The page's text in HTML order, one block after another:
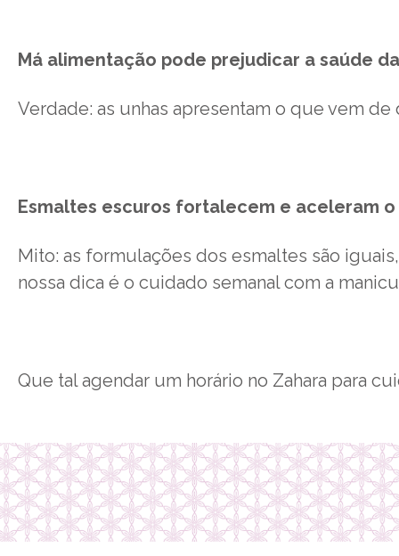
Má alimentação pode prejudicar a saúde
Verdade: as unhas apresentam o que vem
Esmaltes escuros fortalecem e aceleram
Mito: as formulações dos esmaltes são
nossa dica é o cuidado semanal com a
Que tal agendar um horário no Zahara para